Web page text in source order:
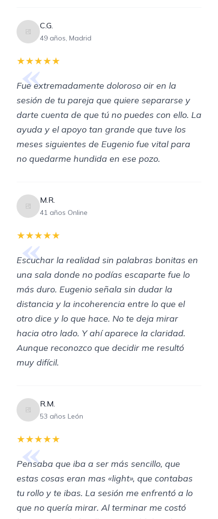
C.G.
49 años, Madrid
«
★★★★★
Fue extremadamente doloroso oir en la
sesión de tu pareja que quiere separarse y
darte cuenta de que tú no puedes con ello. La
ayuda y el apoyo tan grande que tuve los
meses siguientes de Eugenio fue vital para
no quedarme hundida en ese pozo.
M.R.
41 años Online
«
★★★★★
Escuchar la realidad sin palabras bonitas en
una sala donde no podías escaparte fue lo
más duro. Eugenio señala sin dudar la
distancia y la incoherencia entre lo que el
otro dice y lo que hace. No te deja mirar
hacia otro lado. Y ahí aparece la claridad.
Aunque reconozco que decidir me resultó
muy difícil.
R.M.
53 años León
«
★★★★★
Pensaba que iba a ser más sencillo, que
estas cosas eran mas «light», que contabas
tu rollo y te ibas. La sesión me enfrentó a lo
que no quería mirar. Al terminar me costó